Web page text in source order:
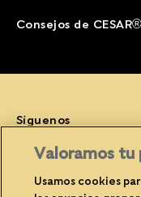
Consejos de CESAR®
Síguenos
Valoramos tu
Usamos cookies